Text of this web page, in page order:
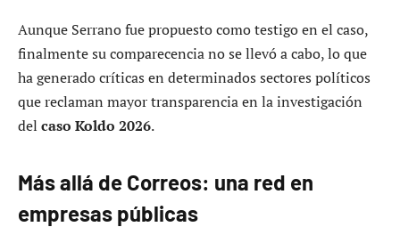
Aunque Serrano fue propuesto como testigo en el caso,
finalmente su comparecencia no se llevó a cabo, lo que
ha generado críticas en determinados sectores políticos
que reclaman mayor transparencia en la investigación
del caso Koldo 2026.
Más allá de Correos: una red en
empresas públicas